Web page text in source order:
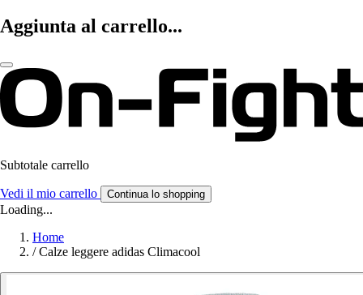
Aggiunta al carrello...
Subtotale carrello
Vedi il mio carrello Continua lo shopping
Loading...
Home
/ Calze leggere adidas Climacool